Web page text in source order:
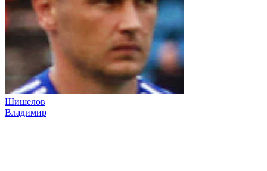
Шишелов
Владимир